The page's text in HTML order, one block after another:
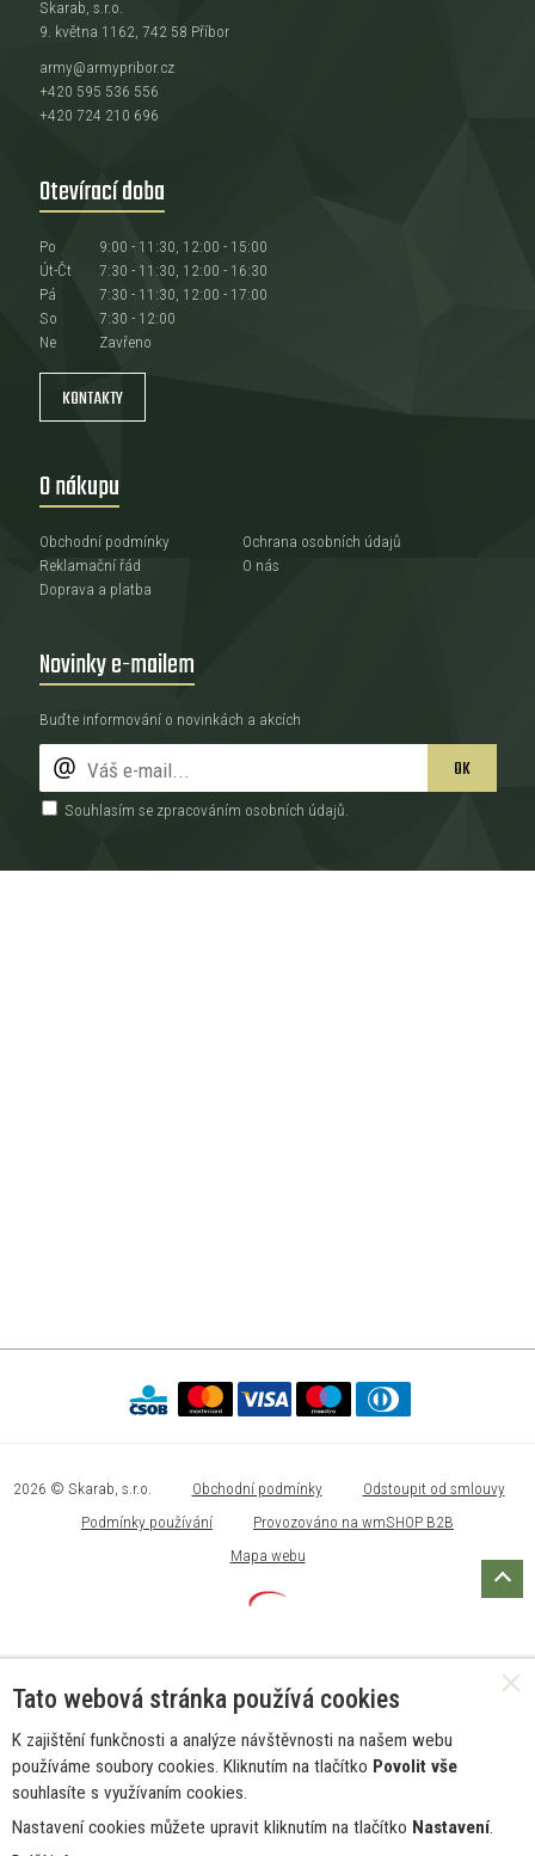
Skarab, s.r.o.
9. května 1162, 742 58 Příbor
army@armypribor.cz
+420 595 536 556
+420 724 210 696
Otevírací doba
Po
9:00 - 11:30, 12:00 - 15:00
Út-Čt
7:30 - 11:30, 12:00 - 16:30
Pá
7:30 - 11:30, 12:00 - 17:00
So
7:30 - 12:00
Ne
Zavřeno
KONTAKTY
O nákupu
Obchodní podmínky
Reklamační řád
Doprava a platba
Ochrana osobních údajů
O nás
Novinky e-mailem
Buďte informování o novinkách a akcích
OK
Souhlasím se zpracováním osobních údajů.
2026 © Skarab, s.r.o. Obchodní podmínky
Odstoupit od smlouvy
Podmínky používání
Provozováno na wmSHOP B2B
Mapa webu
Tato webová stránka používá cookies
K zajištění funkčnosti a analýze návštěvnosti na našem webu
používáme soubory cookies. Kliknutím na tlačítko Povolit vše
souhlasíte s využívaním cookies.
Nastavení cookies můžete upravit kliknutím na tlačítko Nastavení.